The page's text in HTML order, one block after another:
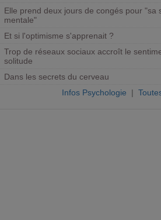
avoir mauvaise
Elle prend deux jours de congés pour "sa
mentale"
Et si l'optimisme s'apprenait ?
Trop de réseaux sociaux accroît le
solitude
Dans les secrets du cerveau
Infos Psychologie |